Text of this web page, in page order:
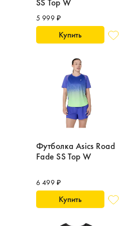
SS Top W
5 999 ₽
Купить
Футболка Asics Road
Fade SS Top W
6 499 ₽
Купить